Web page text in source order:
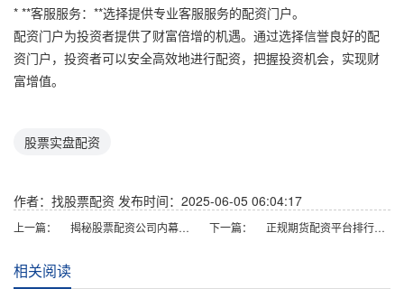
* **客服服务：**选择提供专业客服服务的配资门户。
配资门户为投资者提供了财富倍增的机遇。通过选择信誉良好的配
资门户，投资者可以安全高效地进行配资，把握投资机会，实现财
富增值。
股票实盘配资
作者：找股票配资 发布时间：2025-06-05 06:04:17
上一篇： 揭秘股票配资公司内幕：高风险高收益的幕后故事 下一篇： 正规期货配资平台排行，助你稳健投资
相关阅读